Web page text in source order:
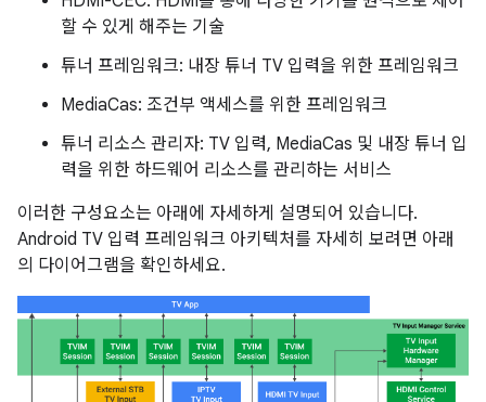
할 수 있게 해주는 기술
튜너 프레임워크: 내장 튜너 TV 입력을 위한 프레임워크
MediaCas: 조건부 액세스를 위한 프레임워크
튜너 리소스 관리자: TV 입력, MediaCas 및 내장 튜너 입
력을 위한 하드웨어 리소스를 관리하는 서비스
이러한 구성요소는 아래에 자세하게 설명되어 있습니다.
Android TV 입력 프레임워크 아키텍처를 자세히 보려면 아래
의 다이어그램을 확인하세요.